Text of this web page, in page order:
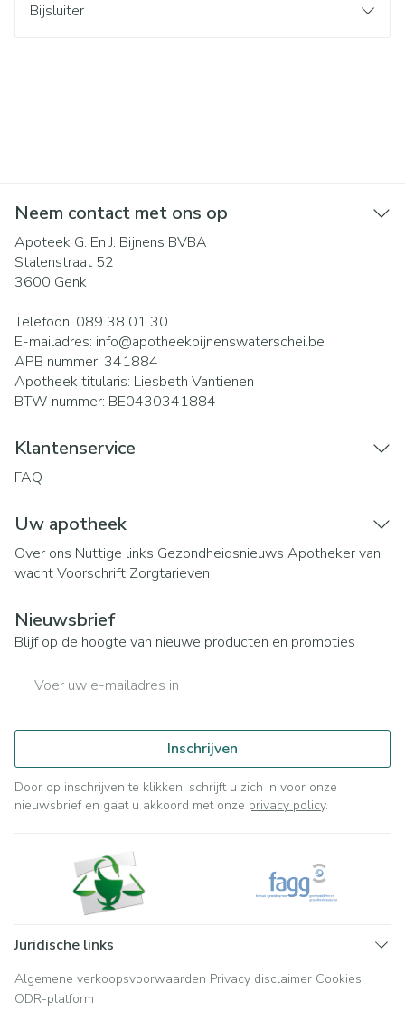
Bijsluiter
Neem contact met ons op
Apoteek G. En J. Bijnens BVBA
Stalenstraat 52
3600 Genk
Telefoon: 089 38 01 30
E-mailadres: info@apotheekbijnenswaterschei.be
APB nummer: 341884
Apotheek titularis: Liesbeth Vantienen
BTW nummer: BE0430341884
Klantenservice
FAQ
Uw apotheek
Over ons Nuttige links Gezondheidsnieuws Apotheker van
wachtVoorschrift Zorgtarieven
Nieuwsbrief
Blijf op de hoogte van nieuwe producten en promoties
Inschrijven
Door op inschrijven te klikken, schrijft u zich in voor onze
nieuwsbrief en gaat u akkoord met onze privacy policy.
Juridische links
Algemene verkoopsvoorwaarden Privacy disclaimer Cookies
ODR-platform